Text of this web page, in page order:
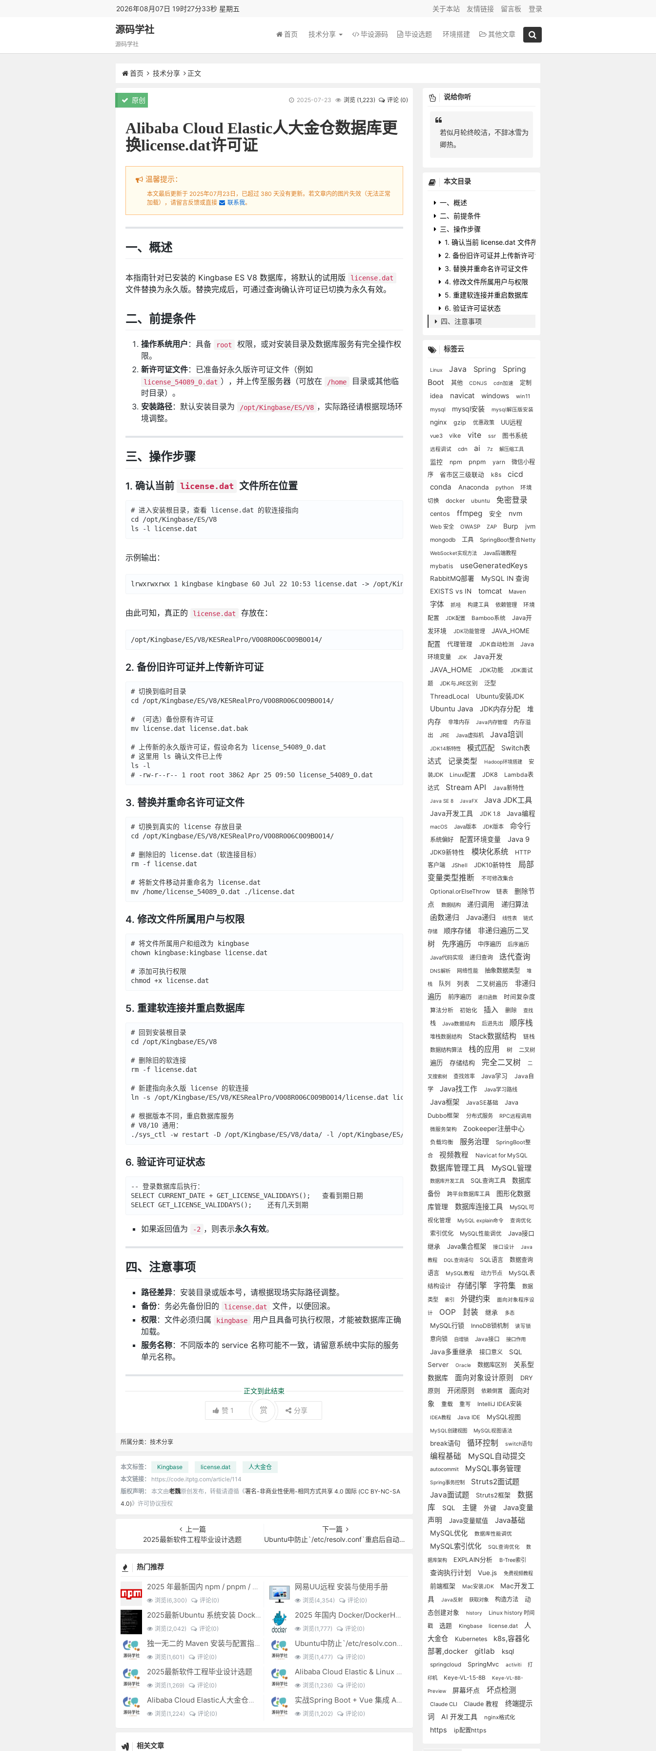
2026年08月07日 19时27分34秒 星期五 关于本站 友情链接 留言板 登录
源码学社
源码学社
首页 技术分享 毕设源码 毕设选题 环境搭建 其他文章
首页 技术分享 正文
原创 2025-07-23 浏览 (1,223) 评论 (0)
Alibaba Cloud Elastic人大金仓数据库更
换license.dat许可证
温馨提示：
本文最后更新于 2025年07月23日，已超过 380 天没有更新。若文章内的图片失效（无法正常
加载），请留言反馈或直接
联系我。
一、概述
本指南针对已安装的 Kingbase ES V8 数据库，将默认的试用版 license.dat
文件替换为永久版。替换完成后，可通过查询确认许可证已切换为永久有效。
二、前提条件
操作系统用户 ：具备 root
权限，或对安装目录及数据库服务有完全操作权
限。
新许可证文件：已准备好永久版许可证文件（例如
license_54089_0.dat ），并上传至服务器（可放在 /home
目录或其他临
时目录）。
安装路径：默认安装目录为 /opt/Kingbase/ES/V8 ，实际路径请根据现场环
境调整。
三、操作步骤
1. 确认当前 license.dat 文件所在位置
# 进入安装根目录，查看 license.dat 的软连接指向
cd /opt/Kingbase/ES/V8
示例输出：
由此可知，真正的 license.dat 存放在：
/opt/Kingbase/ES/V8/KESRealPro/V008R006C009B0014/
2. 备份旧许可证并上传新许可证
# 切换到临时目录
cd /opt/Kingbase/ES/V8/KESRealPro/V008R006C009B0014/
# （可选）备份原有许可证
mv license.dat license.dat.bak
# 上传新的永久版许可证，假设命名为 license_54089_0.dat
# 这里用 ls 确认文件已上传
ls -l
3. 替换并重命名许可证文件
# 切换到真实的 license 存放目录
cd /opt/Kingbase/ES/V8/KESRealPro/V008R006C009B0014/
# 删除旧的 license.dat（软连接目标）
rm -f license.dat
# 将新文件移动并重命名为 license.dat
4. 修改文件所属用户与权限
# 将文件所属用户和组改为 kingbase
chown kingbase:kingbase license.dat
# 添加可执行权限
5. 重建软连接并重启数据库
# 回到安装根目录
cd /opt/Kingbase/ES/V8
# 删除旧的软连接
rm -f license.dat
# 新建指向永久版 license 的软连接
ln -s /opt/Kingbase/ES/V8/KESRealPro/V008R006C009B0014/license.dat license.dat
# 根据版本不同，重启数据库服务
# V8/10 通用：
./sys_ctl -w restart -D /opt/Kingbase/ES/V8/data/ -l /opt/Kingbase/ES/V8/data/sys_log/startup.log
6. 验证许可证状态
-- 登录数据库后执行：
SELECT CURRENT_DATE + GET_LICENSE_VALIDDAYS();   查看到期日期
如果返回值为 -2 ，则表示永久有效。
四、注意事项
路径差异：安装目录或版本号，请根据现场实际路径调整。
备份：务必先备份旧的 license.dat
文件，以便回滚。
权限：文件必须归属 kingbase
用户且具备可执行权限，才能被数据库正确
加载。
服务名称：不同版本的 service 名称可能不一致，请留意系统中实际的服务
单元名称。
正文到此结束
赞 1 赏 分享
所属分类： 技术分享
本文标签： Kingbase license.dat
人大金仓
本文链接：
https://code.itptg.com/article/114
版权声明：
本文由老魏原创发布，转载请遵循《署名-非商业性使用-相同方式共享 4.0 国际 (CC BY-NC-SA
4.0)》许可协议授权
上一篇
2025最新软件工程毕业设计选题
下一篇
Ubuntu中防止`/etc/resolv.conf`重启后自动还原的三种方法
热门推荐
2025 年最新国内 npm / pnpm / Yarn 镜像源设置指南
浏览(6,300) 评论(0)
网易UU远程 安装与使用手册
浏览(4,354) 评论(0)
2025最新Ubuntu 系统安装 Docker：学生初学者指南
浏览(2,042) 评论(0)
2025 年国内 Docker/DockerHub 镜像源加速列表（7 月 28 日更新 · 长期维护）
浏览(1,777) 评论(0)
独一无二的 Maven 安装与配置指南
浏览(1,601) 评论(0)
Ubuntu中防止`/etc/resolv.conf`重启后自动还原的三种方法
浏览(1,477) 评论(0)
2025最新软件工程毕业设计选题
浏览(1,269) 评论(0)
Alibaba Cloud Elastic & Linux CentOS 7 安装字体库 & 中文字体
浏览(1,236) 评论(0)
Alibaba Cloud Elastic人大金仓数据库更换license.dat许可证
浏览(1,224) 评论(0)
实战Spring Boot + Vue 集成 Activiti 工作流引擎 | 双模式简单 & 自定义审批平台
浏览(1,202) 评论(0)
相关文章
说给你听
若似月轮终皎洁，不辞冰雪为
卿热。
本文目录
一、概述
二、前提条件
三、操作步骤
1. 确认当前 license.dat 文件所在位置
2. 备份旧许可证并上传新许可证
3. 替换并重命名许可证文件
4. 修改文件所属用户与权限
5. 重建软连接并重启数据库
6. 验证许可证状态
四、注意事项
标签云
Linux Java Spring
Spring
Boot
其他 CDNJS cdn加速 定制
idea navicat windows
win11
mysql
mysql安装 mysql解压版安装
nginx gzip 优惠政策 UU远程
vue3 vike vite ssr 图书系统
远程调试 cdn ai 7z 解压缩工具
监控 npm pnpm yarn
微信小程
序
省市区三级联动 k8s
cicd
conda
Anaconda python
环境
切换
docker ubuntu 免密登录
centos ffmpeg 安全 nvm
Web 安全 OWASP ZAP Burp jvm
mongodb 工具 SpringBoot整合Netty
WebSocket实现方法 Java后端教程
mybatis useGeneratedKeys
RabbitMQ部署
MySQL IN 查询
EXISTS vs IN
tomcat Maven
字体 抓哇 构建工具 依赖管理
环境
配置
JDK配置 Bamboo系统
Java开
发环境
JDK功能管理
JAVA_HOME
配置
代理管理 JDK自动检测
Java
环境变量
JDK
Java开发
JAVA_HOME
JDK功能
JDK面试
题
JDK与JRE区别 泛型
ThreadLocal Ubuntu安装JDK
Ubuntu Java JDK内存分配
堆
内存
非堆内存 Java内存管理
内存溢
出
JRE Java虚拟机 Java培训
JDK14新特性 模式匹配
Switch表
达式
记录类型 Hadoop环境搭建
安
装JDK
Linux配置 JDK8
Lambda表
达式
Stream API Java新特性
Java SE 8 JavaFX Java JDK工具
Java开发工具 JDK 1.8 Java编程
macOS Java版本 JDK版本 命令行
系统偏好 配置环境变量 Java 9
JDK9新特性 模块化系统
HTTP
客户端
JShell JDK10新特性
局部
变量类型推断
不可修改集合
Optional.orElseThrow 链表
删除节
点
数据结构 递归调用 递归算法
函数递归 Java递归 线性表 链式
存储 顺序存储
非递归遍历二叉
树
先序遍历 中序遍历
后序遍历
Java代码实现
递归查询 迭代查询
DNS解析 网络性能 抽象数据类型 堆
栈 队列 列表 二叉树遍历
非递归
遍历
前序遍历 递归函数
时间复杂度
算法分析
初始化 插入 删除 查找
栈 Java数据结构 后进先出 顺序栈
堆栈数据结构 Stack数据结构
链栈
数据结构算法
栈的应用 树 二叉树
遍历 存储结构 完全二叉树 二
叉搜索树 查找效率 Java学习
Java自
学
Java找工作 Java学习路线
Java框架 JavaSE基础
Java
Dubbo框架
分布式服务 RPC远程调用
微服务架构 Zookeeper注册中心
负载均衡 服务治理
SpringBoot整
合
视频教程 Navicat for MySQL
数据库管理工具 MySQL管理
数据库开发工具 SQL查询工具
数据库
备份
跨平台数据库工具
图形化数据
库管理
数据库连接工具
MySQL可
视化管理
MySQL explain命令 查询优化
索引优化 MySQL性能调优
Java接口
继承
Java集合框架 接口设计 Java
教程 DQL查询语句 SQL语言
数据查询
语言
MySQL教程 动力节点
MySQL表
结构设计
存储引擎 字符集
数据
类型
索引 外键约束 面向对象程序设
计 OOP 封装 继承 多态
MySQL行锁 InnoDB锁机制 读写锁
意向锁 自增锁 Java接口 接口作用
Java多重继承 接口意义
SQL
Server
Oracle 数据库区别
关系型
数据库
面向对象设计原则
DRY
原则
开闭原则 依赖倒置
面向对
象
重载 重写 IntelliJ IDEA安装
IDEA教程 Java IDE MySQL视图
MySQL创建视图 MySQL视图语法
break语句 循环控制 switch语句
编程基础 MySQL自动提交
autocommit MySQL事务管理
Spring事务控制
Struts2面试题
Java面试题
Struts2框架
数据
库
SQL 主键 外键
Java变量
声明
Java变量赋值 Java基础
MySQL优化 数据库性能调优
MySQL索引优化 SQL查询优化 数
据库架构 EXPLAIN分析 B-Tree索引
查询执行计划 Vue.js 免费视频教程
前端框架 Mac安装JDK
Mac开发工
具
Java反射 获取对象 构造方法
动
态创建对象
history
Linux history 时间
戳
选题 Kingbase license.dat
人
大金仓
Kubernetes
k8s,容器化
部署,docker
gitlab ksql
springcloud SpringMvc activiti 打
印机 Keye-VL-1.5-8B Keye-VL-8B-
Preview 屏幕坏点 坏点检测
Claude CLI Claude 教程
终端提示
词
AI 开发工具 nginx格式化
https ip配置https